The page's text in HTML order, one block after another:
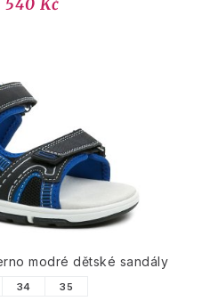
540 Kč
modré dětské sandály
34 35